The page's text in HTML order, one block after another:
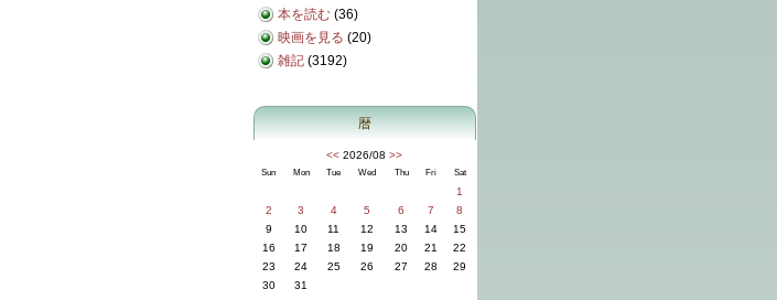
本を読む (36)
映画を見る (20)
雑記 (3192)
暦
<< 2026/08 >>
Sun Mon Tue Wed Thu Fri Sat
1
2
3 4 5 6 7
8
9
10 11 12 13 14
15
16
17 18 19 20 21
22
23
24 25 26 27 28
29
30
31